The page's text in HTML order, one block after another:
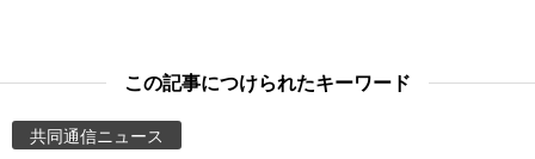
この記事につけられたキーワード
共同通信ニュース